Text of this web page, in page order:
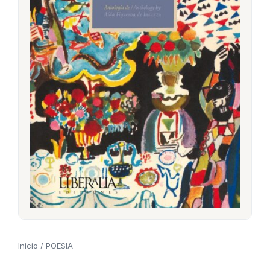
Inicio / POESIA